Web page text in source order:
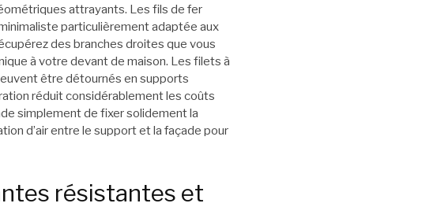
attrayants. Les fils de fer
particulièrement adaptée aux
des branches droites que vous
à votre devant de maison. Les filets à
être détournés en supports
réduit considérablement les coûts
simplement de fixer solidement la
d’air entre le support et la façade pour
résistantes et